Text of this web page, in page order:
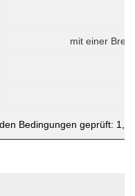
mit einer
Bedingungen geprüft: 1,5